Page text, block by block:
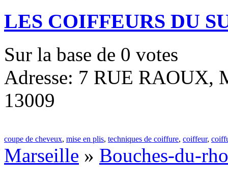
LES COIFFEURS DU
Sur la base de 0 votes
Adresse: 7 RUE RAOUX,
13009
coupe de cheveux, mise en plis, techniques de coiffure, coiffeur,
Marseille » Bouches-du-